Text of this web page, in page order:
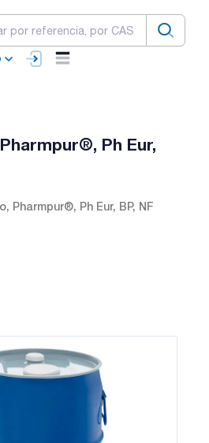
Ph Eur,
Pharmpur®, Ph Eur, BP, NF